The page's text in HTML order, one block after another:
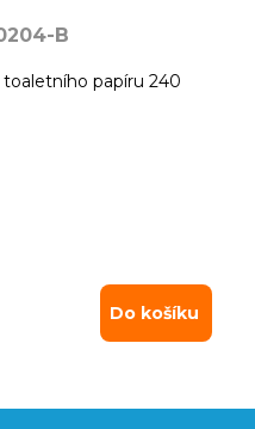
B
papíru 240
Do košíku